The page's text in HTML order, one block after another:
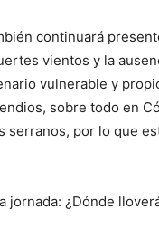
se
ve…
continuará
vientos y la
vulnerable y
sobre todo en
serranos, por lo que
jornada: ¿Dónde